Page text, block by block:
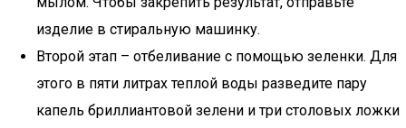
изделие в стиральную машинку.
Второй этап – отбеливание с помощью зеленки. Для
этого в пяти литрах теплой воды разведите пару
капель бриллиантовой зелени и три столовых ложки